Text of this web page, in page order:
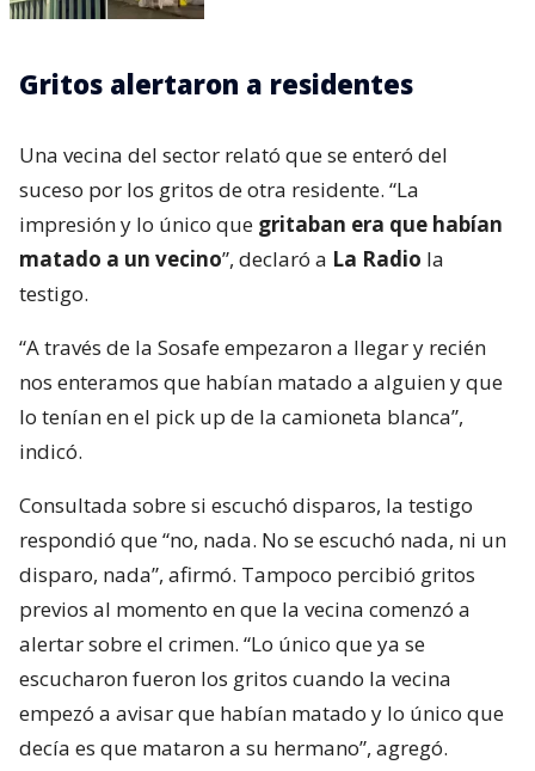
Gritos alertaron a residentes
Una vecina del sector relató que se enteró del
suceso por los gritos de otra residente. “La
impresión y lo único que gritaban era que habían
matado a un vecino”, declaró a La Radio la
testigo.
“A través de la Sosafe empezaron a llegar y recién
nos enteramos que habían matado a alguien y que
lo tenían en el pick up de la camioneta blanca”,
indicó.
Consultada sobre si escuchó disparos, la testigo
respondió que “no, nada. No se escuchó nada, ni un
disparo, nada”, afirmó. Tampoco percibió gritos
previos al momento en que la vecina comenzó a
alertar sobre el crimen. “Lo único que ya se
escucharon fueron los gritos cuando la vecina
empezó a avisar que habían matado y lo único que
decía es que mataron a su hermano”, agregó.